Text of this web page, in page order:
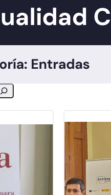
Entradas